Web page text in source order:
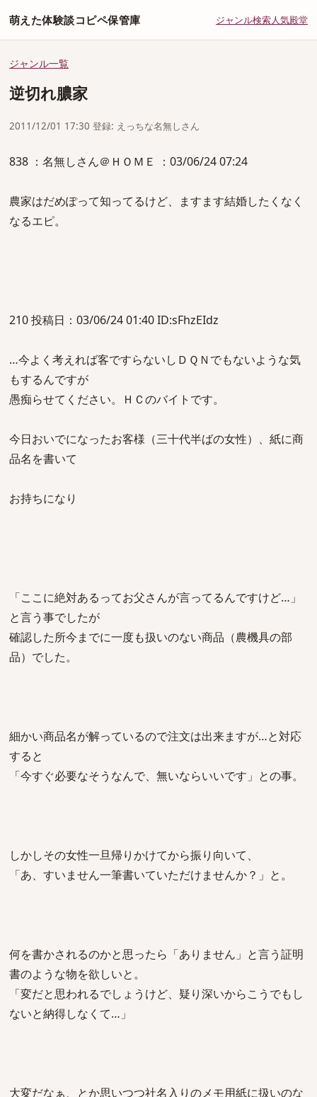
萌えた体験談コピペ保管庫 ジャンル検索人気殿堂
ジャンル一覧
逆切れ膿家
2011/12/01 17:30 登録: えっちな名無しさん
838 ：名無しさん＠ＨＯＭＥ ：03/06/24 07:24
農家はだめぽって知ってるけど、ますます結婚したくなく
なるエピ。
210 投稿日：03/06/24 01:40 ID:sFhzEIdz
…今よく考えれば客ですらないしＤＱＮでもないような気
もするんですが
愚痴らせてください。ＨＣのバイトです。
今日おいでになったお客様（三十代半ばの女性）、紙に商
品名を書いて
お持ちになり
「ここに絶対あるってお父さんが言ってるんですけど…」
と言う事でしたが
確認した所今までに一度も扱いのない商品（農機具の部
品）でした。
細かい商品名が解っているので注文は出来ますが…と対応
すると
「今すぐ必要なそうなんで、無いならいいです」との事。
しかしその女性一旦帰りかけてから振り向いて、
「あ、すいません一筆書いていただけませんか？」と。
何を書かされるのかと思ったら「ありません」と言う証明
書のような物を欲しいと。
「変だと思われるでしょうけど、疑り深いからこうでもし
ないと納得しなくて…」
大変だなぁ、とか思いつつ社名入りのメモ用紙に扱いのな